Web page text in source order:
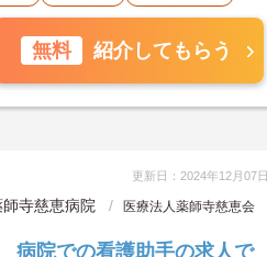
無料 紹介してもらう
更新日：2024年12月07日
寺慈恵病院
医療法人薬師寺慈恵会
病院での看護助手の求人で